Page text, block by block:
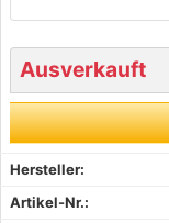
Ausverkauft
Hersteller:
Artikel-Nr.: